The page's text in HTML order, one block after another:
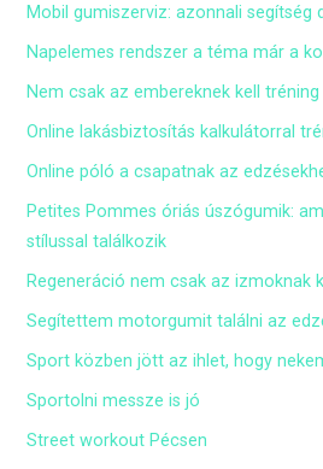
Mobil gumiszerviz: azonnali segítség
Napelemes rendszer a téma már a
Nem csak az embereknek kell tréning
Online lakásbiztosítás kalkulátorral
Online póló a csapatnak az
Petites Pommes óriás úszógumik:
stílussal találkozik
Regeneráció nem csak az izmoknak
Segítettem motorgumit találni az
Sport közben jött az ihlet, hogy
Sportolni messze is jó
Street workout Pécsen